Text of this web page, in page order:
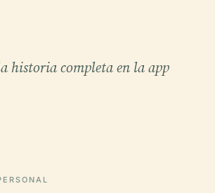
historia completa en la app